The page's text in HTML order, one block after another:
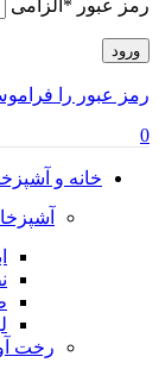
رمز عبور * الزامی
ورود
رمز عبور را
0
خانه و
رخت